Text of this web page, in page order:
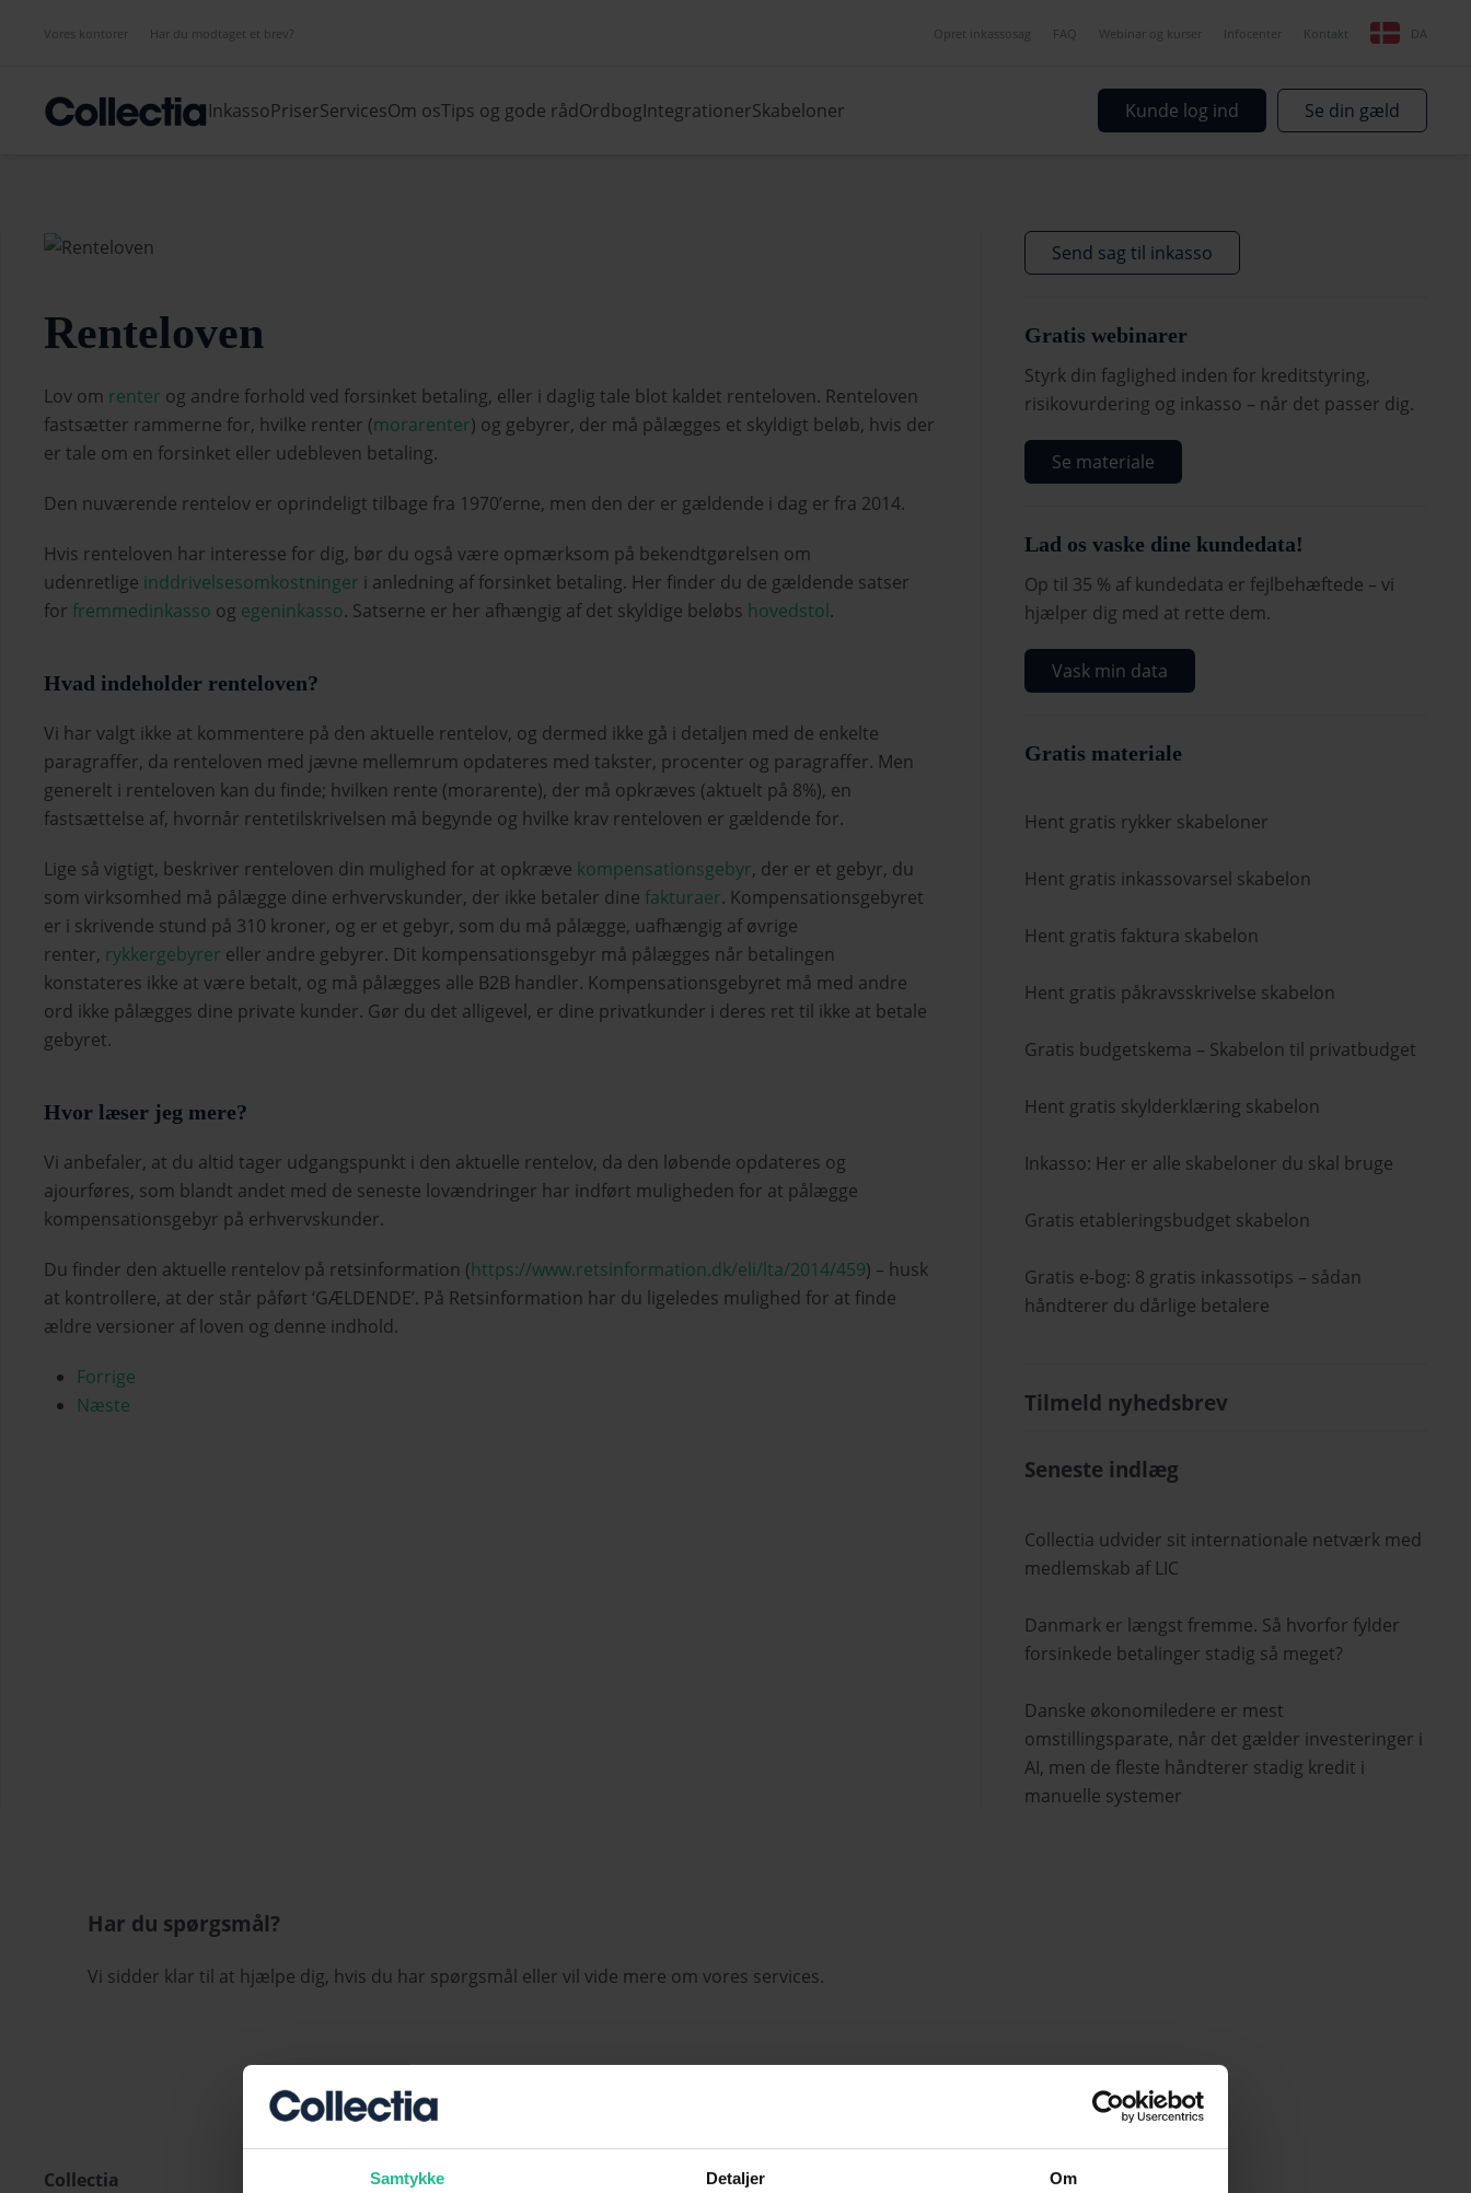
Samtykke Detaljer Om
Vores kontorer Har du modtaget et brev? Opret inkassosag FAQ Webinar og kurser Infocenter Kontakt DA
InkassoPriserServicesOm osTips og gode rådOrdbogIntegrationerSkabeloner Kunde log ind Se din gæld
Renteloven
Lov om renter og andre forhold ved forsinket betaling, eller i daglig tale blot kaldet renteloven. Renteloven
fastsætter rammerne for, hvilke renter (morarenter) og gebyrer, der må pålægges et skyldigt beløb, hvis der
er tale om en forsinket eller udebleven betaling.
Den nuværende rentelov er oprindeligt tilbage fra 1970’erne, men den der er gældende i dag er fra 2014.
Hvis renteloven har interesse for dig, bør du også være opmærksom på bekendtgørelsen om
udenretlige inddrivelsesomkostninger i anledning af forsinket betaling. Her finder du de gældende satser
for fremmedinkasso og egeninkasso. Satserne er her afhængig af det skyldige beløbs hovedstol.
Hvad indeholder renteloven?
Vi har valgt ikke at kommentere på den aktuelle rentelov, og dermed ikke gå i detaljen med de enkelte
paragraffer, da renteloven med jævne mellemrum opdateres med takster, procenter og paragraffer. Men
generelt i renteloven kan du finde; hvilken rente (morarente), der må opkræves (aktuelt på 8%), en
fastsættelse af, hvornår rentetilskrivelsen må begynde og hvilke krav renteloven er gældende for.
Lige så vigtigt, beskriver renteloven din mulighed for at opkræve kompensationsgebyr, der er et gebyr, du
som virksomhed må pålægge dine erhvervskunder, der ikke betaler dine fakturaer. Kompensationsgebyret
er i skrivende stund på 310 kroner, og er et gebyr, som du må pålægge, uafhængig af øvrige
renter, rykkergebyrer eller andre gebyrer. Dit kompensationsgebyr må pålægges når betalingen
konstateres ikke at være betalt, og må pålægges alle B2B handler. Kompensationsgebyret må med andre
ord ikke pålægges dine private kunder. Gør du det alligevel, er dine privatkunder i deres ret til ikke at betale
gebyret.
Hvor læser jeg mere?
Vi anbefaler, at du altid tager udgangspunkt i den aktuelle rentelov, da den løbende opdateres og
ajourføres, som blandt andet med de seneste lovændringer har indført muligheden for at pålægge
kompensationsgebyr på erhvervskunder.
Du finder den aktuelle rentelov på retsinformation (https://www.retsinformation.dk/eli/lta/2014/459) – husk
at kontrollere, at der står påført ‘GÆLDENDE’. På Retsinformation har du ligeledes mulighed for at finde
ældre versioner af loven og denne indhold.
Forrige
Næste
Send sag til inkasso
Gratis webinarer
Styrk din faglighed inden for kreditstyring,
risikovurdering og inkasso – når det passer dig.
Se materiale
Lad os vaske dine kundedata!
Op til 35 % af kundedata er fejlbehæftede – vi
hjælper dig med at rette dem.
Vask min data
Gratis materiale
Hent gratis rykker skabeloner
Hent gratis inkassovarsel skabelon
Hent gratis faktura skabelon
Hent gratis påkravsskrivelse skabelon
Gratis budgetskema – Skabelon til privatbudget
Hent gratis skylderklæring skabelon
Inkasso: Her er alle skabeloner du skal bruge
Gratis etableringsbudget skabelon
Gratis e-bog: 8 gratis inkassotips – sådan
håndterer du dårlige betalere
Tilmeld nyhedsbrev
Seneste indlæg
Collectia udvider sit internationale netværk med
medlemskab af LIC
Danmark er længst fremme. Så hvorfor fylder
forsinkede betalinger stadig så meget?
Danske økonomiledere er mest
omstillingsparate, når det gælder investeringer i
AI, men de fleste håndterer stadig kredit i
manuelle systemer
Har du spørgsmål?
Vi sidder klar til at hjælpe dig, hvis du har spørgsmål eller vil vide mere om vores services.
Collectia